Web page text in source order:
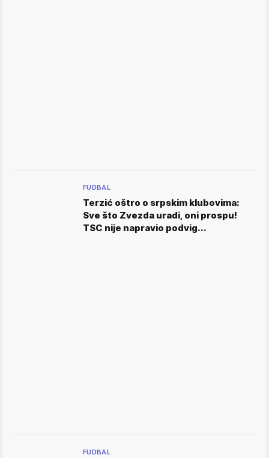
FUDBAL
Terzić oštro o srpskim klubovima:
Sve što Zvezda uradi, oni prospu!
TSC nije napravio podvig...
FUDBAL